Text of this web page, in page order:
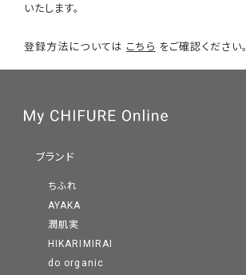
いたします。
登録方法については こちら をご確認ください。
ブランド
ちふれ
AYAKA
潤肌実
HIKARIMIRAI
do organic